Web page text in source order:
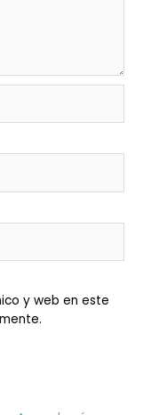
y web en este